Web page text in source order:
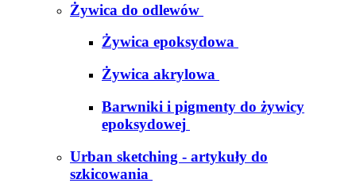
Żywica do odlewów
Żywica epoksydowa
Żywica akrylowa
Barwniki i pigmenty do żywicy
epoksydowej
Urban sketching - artykuły do
szkicowania